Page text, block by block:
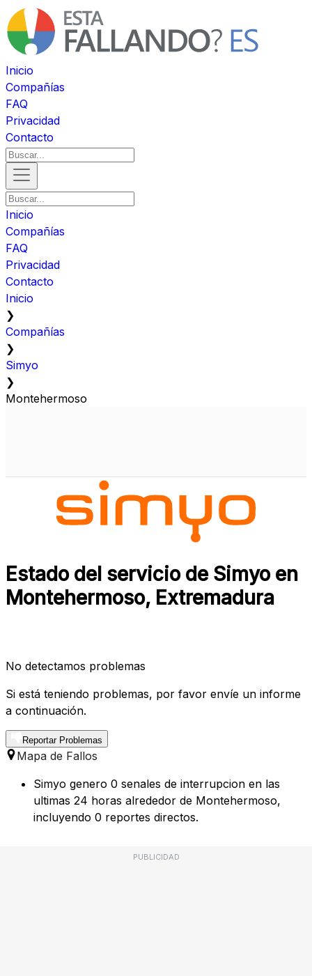
Inicio
Compañías
FAQ
Privacidad
Contacto
Inicio
Compañías
FAQ
Privacidad
Contacto
Inicio
❯
Compañías
❯
Simyo
❯
Montehermoso
Estado del servicio de Simyo en
Montehermoso, Extremadura
No detectamos problemas
Si está teniendo problemas, por favor envíe un informe
a continuación.
Reportar Problemas
Mapa de Fallos
Simyo genero 0 senales de interrupcion en las
ultimas 24 horas alrededor de Montehermoso,
incluyendo 0 reportes directos.
PUBLICIDAD